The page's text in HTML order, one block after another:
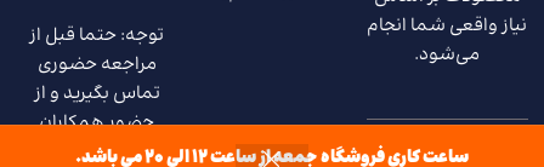
ساعت کاری فروشگاه جمعه از ساعت 12 الی 20 می باشد.
نیاز واقعی شما انجام
می‌شود.
توجه: حتما قبل از
مراجعه حضوری
تماس بگیرید و از
حضور همکاران
مطمئن شوید.